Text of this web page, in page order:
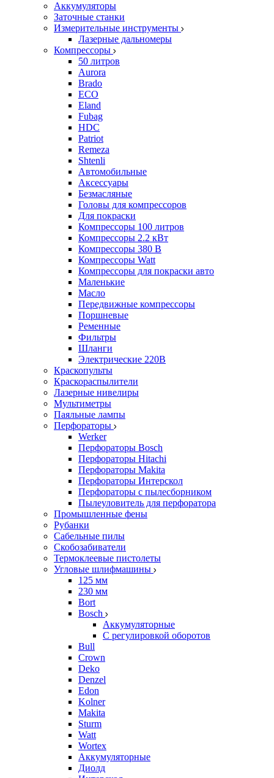
Аккумуляторы
Заточные станки
Измерительные инструменты
Лазерные дальномеры
Компрессоры
50 литров
Aurora
Brado
ECO
Eland
Fubag
HDC
Patriot
Remeza
Shtenli
Автомобильные
Аксессуары
Безмасляные
Головы для компрессоров
Для покраски
Компрессоры 100 литров
Компрессоры 2.2 кВт
Компрессоры 380 В
Компрессоры Watt
Компрессоры для покраски авто
Маленькие
Масло
Передвижные компрессоры
Поршневые
Ременные
Фильтры
Шланги
Электрические 220В
Краскопульты
Краскораспылители
Лазерные нивелиры
Мультиметры
Паяльные лампы
Перфораторы
Werker
Перфораторы Bosch
Перфораторы Hitachi
Перфораторы Makita
Перфораторы Интерскол
Перфораторы с пылесборником
Пылеуловитель для перфоратора
Промышленные фены
Рубанки
Сабельные пилы
Скобозабиватели
Термоклеевые пистолеты
Угловые шлифмашины
125 мм
230 мм
Bort
Bosch
Аккумуляторные
С регулировкой оборотов
Bull
Crown
Deko
Denzel
Edon
Kolner
Makita
Sturm
Watt
Wortex
Аккумуляторные
Диолд